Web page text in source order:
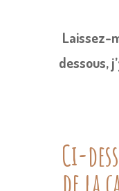
Laissez-
dessous,
Ci-
de la